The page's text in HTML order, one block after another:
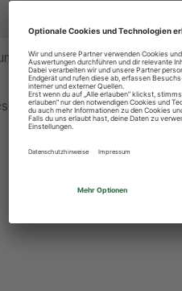
Privatsphäre-Einstellungen